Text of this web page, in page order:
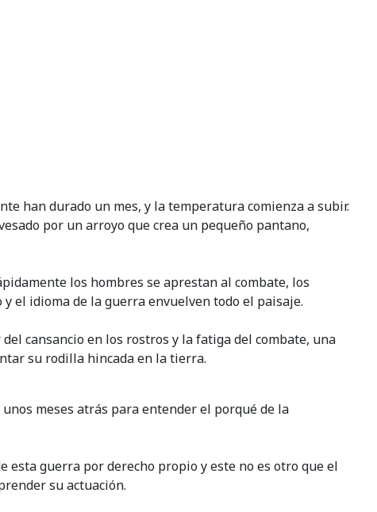
han durado un mes, y la temperatura comienza a subir.
por un arroyo que crea un pequeño pantano,
los hombres se aprestan al combate, los
el idioma de la guerra envuelven todo el paisaje.
cansancio en los rostros y la fatiga del combate, una
su rodilla hincada en la tierra.
meses atrás para entender el porqué de la
esta guerra por derecho propio y este no es otro que el
su actuación.